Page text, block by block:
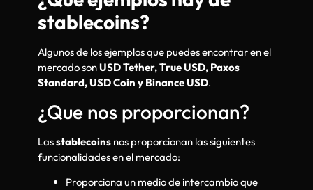
stablecoins?
Algunos de los ejemplos que puedes encontrar en el
mercado sonUSD Tether, True USD, Paxos
Standard, USD Coin y Binance USD.
¿Que nos proporcionan?
Lasstablecoins nos proporcionan las siguientes
funcionalidades en el mercado:
Proporciona un medio de intercambio que